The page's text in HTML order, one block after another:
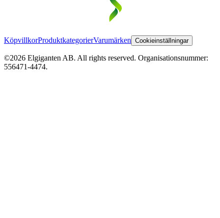
KöpvillkorProduktkategorierVarumärken Cookieinställningar
©2026 Elgiganten AB. All rights reserved. Organisationsnummer:
556471-4474.